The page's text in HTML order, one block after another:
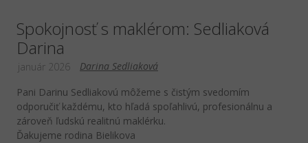
Spokojnosť s maklérom: Sedliaková
Darina
Darina Sedliaková
január 2026
Pani Darinu Sedliakovú môžeme s čistým svedomím
odporučiť každému, kto hľadá spoľahlivú, profesionálnu a
zároveň ľudskú realitnú maklérku.
Ďakujeme rodina Bielikova